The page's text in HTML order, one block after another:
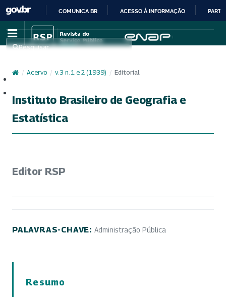
IR
PARA
CONTEÚDO
COMUNICA BR ACESSO À INFORMAÇÃO
Pesquisar
/ Acervo / v. 3 n. 1 e 2 (1939) / Editorial
Instituto Brasileiro de Geografia e
Estatística
Editor RSP
PALAVRAS-CHAVE: Administração Pública
Resumo